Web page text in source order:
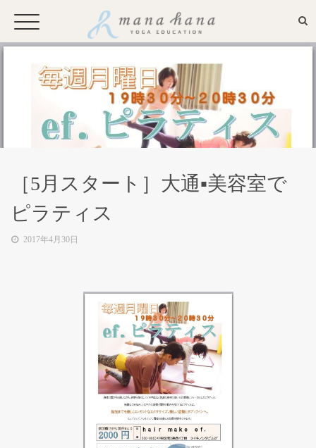
お申込み・問い合わせ
プロフィール
全国からのお問い合わせやプライ
ベートレッスンに応えるオンライ
ンクラス一覧
発達・教育カウンセリング
３つのRでセルフケア～Relief,
Relax, Recovery for Oneself
［5月スタート］大通▪美容室で
ピラティス
2017年4月30日